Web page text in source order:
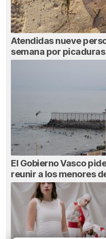
Atendidas nueve
semana por
El Gobierno Vasco
reunir a los menores